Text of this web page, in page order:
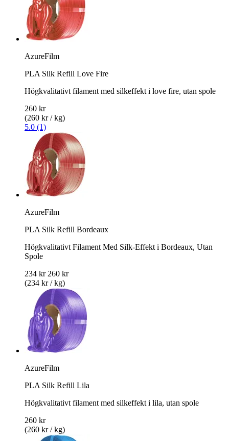
AzureFilm
PLA Silk Refill Love Fire
Högkvalitativt filament med silkeffekt i love fire, utan spole
260 kr
(260 kr / kg)
5.0 (1)
AzureFilm
PLA Silk Refill Bordeaux
Högkvalitativt Filament Med Silk-Effekt i Bordeaux, Utan
Spole
234 kr 260 kr
(234 kr / kg)
AzureFilm
PLA Silk Refill Lila
Högkvalitativt filament med silkeffekt i lila, utan spole
260 kr
(260 kr / kg)